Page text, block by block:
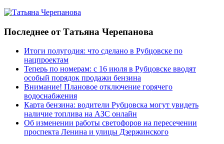
Последнее от Татьяна Черепанова
Итоги полугодия: что сделано в Рубцовске по
нацпроектам
Теперь по номерам: с 16 июля в Рубцовске вводят
особый порядок продажи бензина
Внимание! Плановое отключение горячего
водоснабжения
Карта бензина: водители Рубцовска могут увидеть
наличие топлива на АЗС онлайн
Об изменении работы светофоров на пересечении
проспекта Ленина и улицы Дзержинского